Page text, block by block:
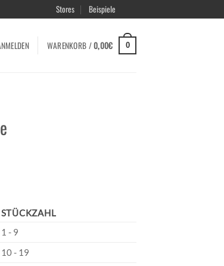
Stores Beispiele
WARENKORB /0,00€ 0
STÜCKZAHL
1 - 9
10 - 19